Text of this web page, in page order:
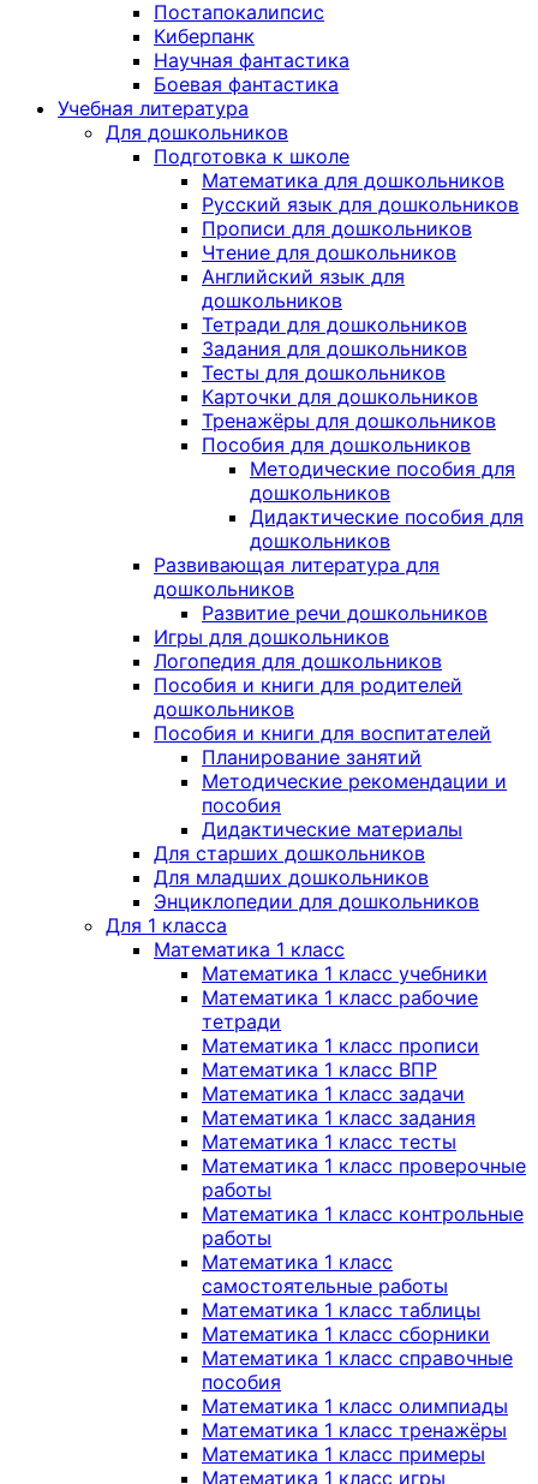
Постапокалипсис
Киберпанк
Научная фантастика
Боевая фантастика
Учебная литература
Для дошкольников
Подготовка к школе
Математика для дошкольников
Русский язык для дошкольников
Прописи для дошкольников
Чтение для дошкольников
Английский язык для
дошкольников
Тетради для дошкольников
Задания для дошкольников
Тесты для дошкольников
Карточки для дошкольников
Тренажёры для дошкольников
Пособия для дошкольников
Методические пособия для
дошкольников
Дидактические пособия для
дошкольников
Развивающая литература для
дошкольников
Развитие речи дошкольников
Игры для дошкольников
Логопедия для дошкольников
Пособия и книги для родителей
дошкольников
Пособия и книги для воспитателей
Планирование занятий
Методические рекомендации и
пособия
Дидактические материалы
Для старших дошкольников
Для младших дошкольников
Энциклопедии для дошкольников
Для 1 класса
Математика 1 класс
Математика 1 класс учебники
Математика 1 класс рабочие
тетради
Математика 1 класс прописи
Математика 1 класс ВПР
Математика 1 класс задачи
Математика 1 класс задания
Математика 1 класс тесты
Математика 1 класс проверочные
работы
Математика 1 класс контрольные
работы
Математика 1 класс
самостоятельные работы
Математика 1 класс таблицы
Математика 1 класс сборники
Математика 1 класс справочные
пособия
Математика 1 класс олимпиады
Математика 1 класс тренажёры
Математика 1 класс примеры
Математика 1 класс игры